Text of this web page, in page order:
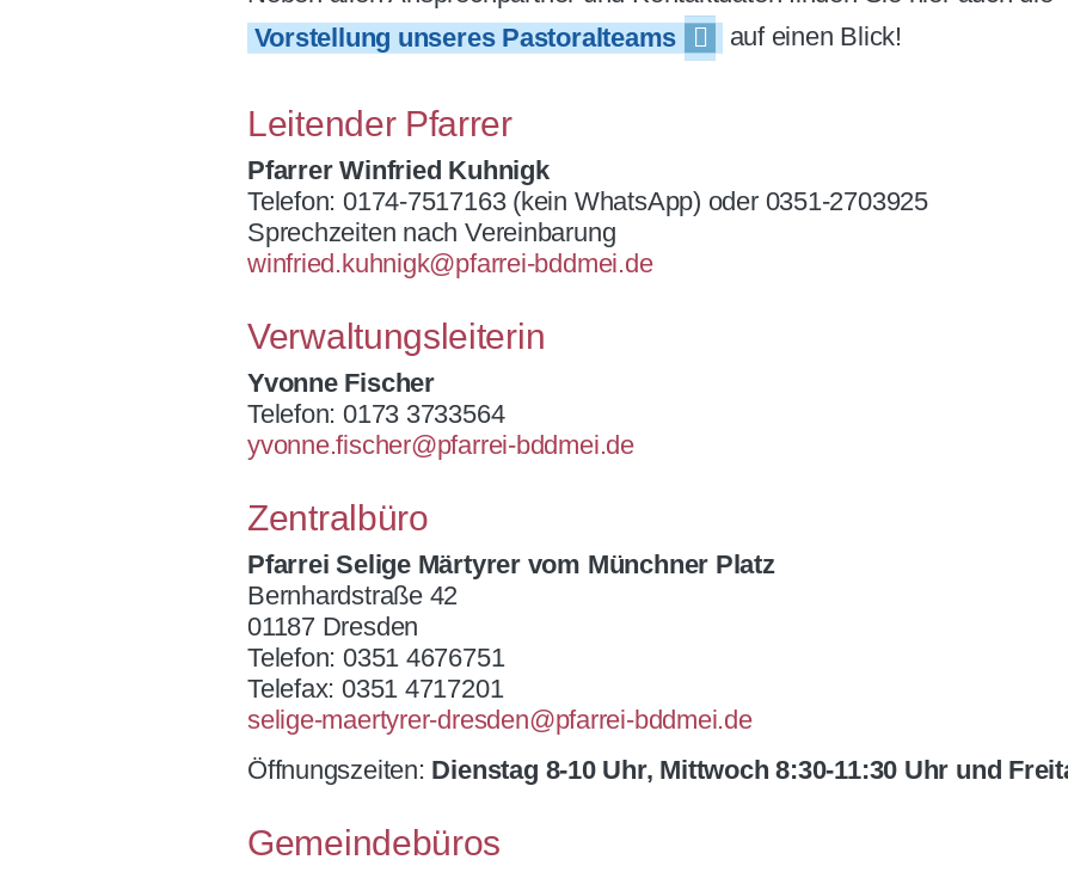
Sakramente
International
Sankt Antonius . Löbtau
Vorstellung unseres Pastoralteams
auf einen Blick!
Leitender Pfarrer
Pfarrer Winfried Kuhnigk
Telefon: 0174-7517163 (kein WhatsApp) oder 0351-2703925
Sprechzeiten nach Vereinbarung
winfried.kuhnigk@pfarrei-bddmei.de
Verwaltungsleiterin
Yvonne Fischer
Telefon: 0173 3733564
yvonne.fischer@pfarrei-bddmei.de
Zentralbüro
Pfarrei Selige Märtyrer vom Münchner Platz
Bernhardstraße 42
01187 Dresden
Telefon: 0351 4676751
Telefax: 0351 4717201
selige-maertyrer-dresden@pfarrei-bddmei.de
Öffnungszeiten: Dienstag 8-10 Uhr, Mittwoch 8:30-11:30 Uhr und
Gemeindebüros